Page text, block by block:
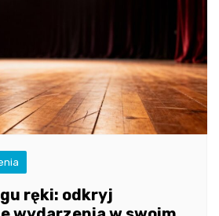
ręki: odkryj